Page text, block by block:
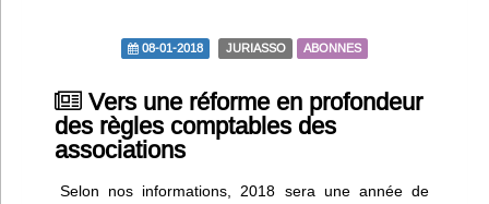
Désabo Lettrasso
Nous contacter
08-01-2018 JURIASSO ABONNES
Vers une réforme en profondeur
des règles comptables des
associations
Selon nos informations, 2018 sera une année de